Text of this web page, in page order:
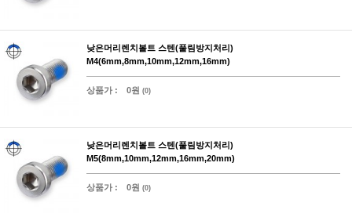
낮은머리렌치볼트 스텐(풀림방지처리)
M4(6mm,8mm,10mm,12mm,16mm)
상품가 : 0원 (0)
낮은머리렌치볼트 스텐(풀림방지처리)
M5(8mm,10mm,12mm,16mm,20mm)
상품가 : 0원 (0)